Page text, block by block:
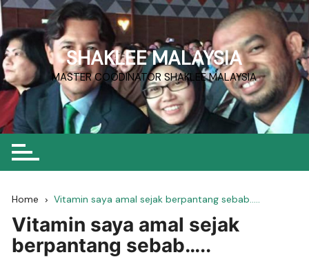
Skip
to
content
SHAKLEE MALAYSIA
MASTER COODINATOR SHAKLEE MALAYSIA
Home Vitamin saya amal sejak berpantang sebab…..
Vitamin saya amal sejak
berpantang sebab…..